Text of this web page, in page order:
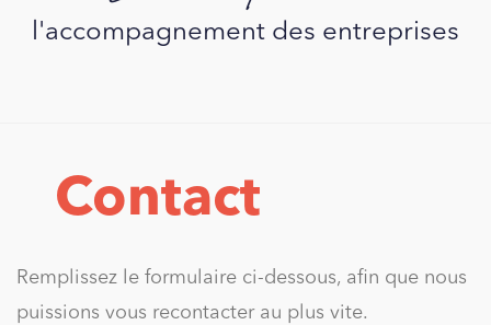
l'accompagnement des entreprises
Contact
Remplissez le formulaire ci-dessous, afin que nous
puissions vous recontacter au plus vite.